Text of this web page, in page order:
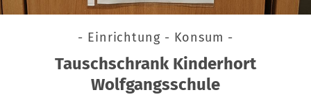
- Einrichtung - Konsum -
Tauschschrank Kinderhort
Wolfgangsschule